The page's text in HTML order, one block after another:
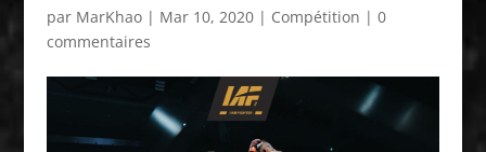
par MarKhao| Mar 10, 2020| Compétition | 0
commentaires